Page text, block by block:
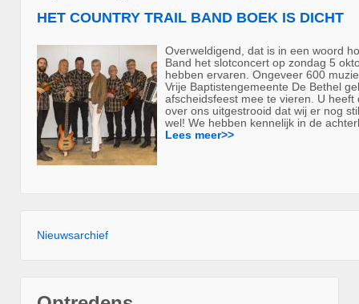
HET COUNTRY TRAIL BAND BOEK IS DICHT
Overweldigend, dat is in een woord
Band het slotconcert op zondag 5
hebben ervaren. Ongeveer 600
Vrije Baptistengemeente De Bethel
afscheidsfeest mee te vieren. U heeft
over ons uitgestrooid dat wij er nog
wel! We hebben kennelijk in de
Lees meer>>
Nieuwsarchief